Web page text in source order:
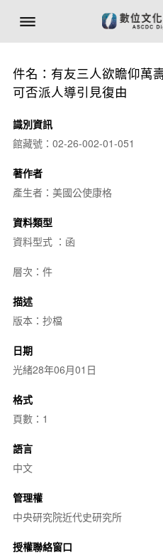
件名：有友三人欲瞻仰萬
可否派人導引見復由
識別資訊
館藏號：02-26-002-01-051
著作者
產生者：美國公使康格
資料類型
資料型式 ：函
層次：件
描述
版本：抄檔
日期
光緒28年06月01日
格式
頁數：1
語言
中文
管理權
中央研究院近代史研究所
授權聯絡窗口